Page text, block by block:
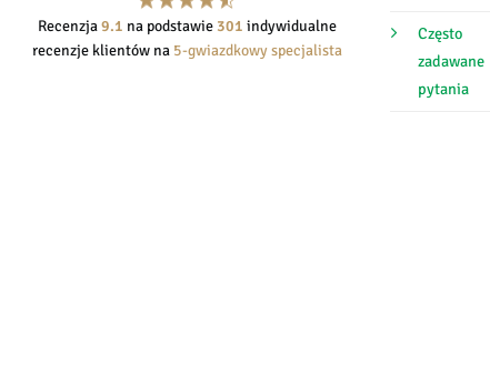
Recenzja9.1 na podstawie 301 indywidualne
recenzje klientów na 5-gwiazdkowy specjalista
Często
zadawane
pytania